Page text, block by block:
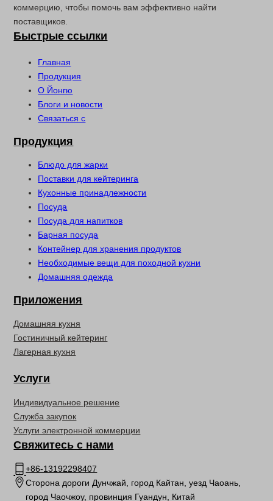
коммерцию, чтобы помочь вам эффективно найти
поставщиков.
Быстрые ссылки
Главная
Продукция
О Йонгю
Блоги и новости
Связаться с
Продукция
Блюдо для жарки
Поставки для кейтеринга
Кухонные принадлежности
Посуда
Посуда для напитков
Барная посуда
Контейнер для хранения продуктов
Необходимые вещи для походной кухни
Домашняя одежда
Приложения
Домашняя кухня
Гостиничный кейтеринг
Лагерная кухня
Услуги
Индивидуальное решение
Служба закупок
Услуги электронной коммерции
Свяжитесь с нами
+86-13192298407
Сторона дороги Дунчжай, город Кайтан, уезд Чаоань,
город Чаочжоу, провинция Гуандун, Китай